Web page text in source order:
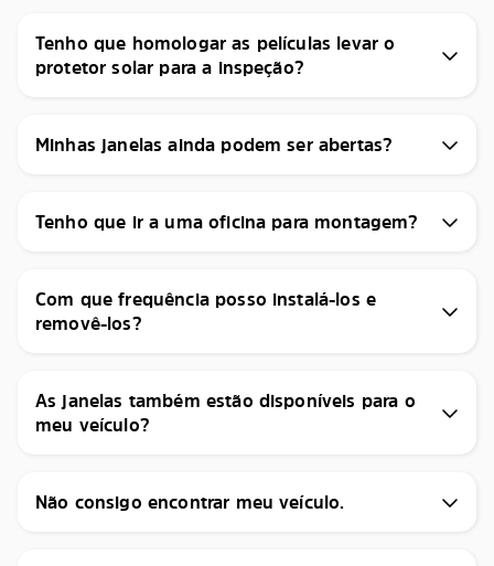
Tenho que homologar as películas levar o
protetor solar para a inspeção?
Minhas janelas ainda podem ser abertas?
Tenho que ir a uma oficina para montagem?
Com que frequência posso instalá-los e
removê-los?
As janelas também estão disponíveis para o
meu veículo?
Não consigo encontrar meu veículo.